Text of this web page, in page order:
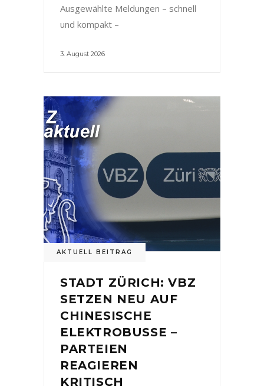
Ausgewählte Meldungen – schnell
und kompakt –
3. August 2026
AKTUELL BEITRAG
STADT ZÜRICH: VBZ
SETZEN NEU AUF
CHINESISCHE
ELEKTROBUSSE –
PARTEIEN
REAGIEREN
KRITISCH